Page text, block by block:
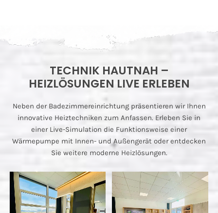
TECHNIK HAUTNAH –
HEIZLÖSUNGEN LIVE ERLEBEN
Neben der Badezimmereinrichtung präsentieren wir Ihnen
innovative Heiztechniken zum Anfassen. Erleben Sie in
einer Live-Simulation die Funktionsweise einer
Wärmepumpe mit Innen- und Außengerät oder entdecken
Sie weitere moderne Heizlösungen.